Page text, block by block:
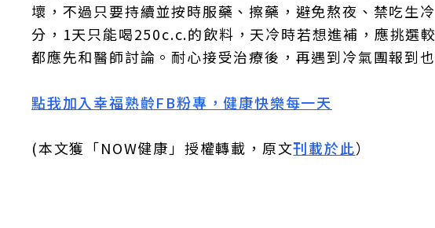
壞，不過只要持續並按時服藥、擦藥，避免熬夜、禁吃生
分，1天只能喝250c.c.的飲料，天冷時若想進補，應挑選
都應先和醫師討論。耐心接受治療後，再遇到冷氣團報到
點我加入幸福熟齡FB粉專，健康快樂每一天
(本文獲「NOW健康」授權轉載，原文刊載於此）